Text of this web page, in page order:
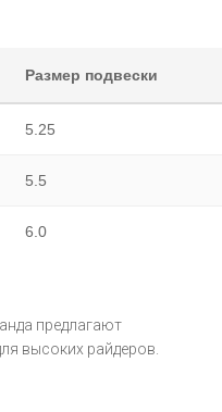
Размер подвески
5.25
5.5
6.0
предлагают
высоких райдеров.